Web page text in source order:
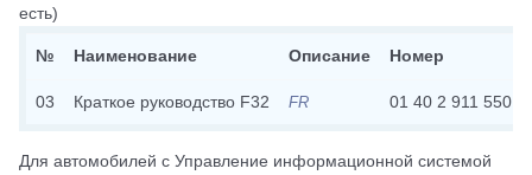
есть)
№ Наименование Описание Номер
03 Краткое руководство F32 FR 01 40 2 911 550
Для автомобилей с Управление информационной системой